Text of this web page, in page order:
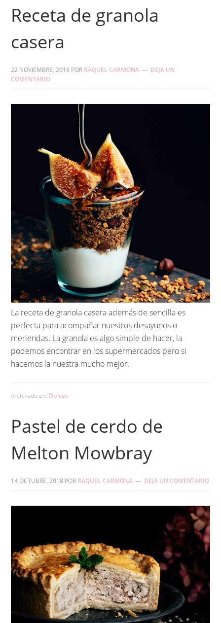
Receta de granola
casera
22 NOVIEMBRE, 2018 POR RAQUEL CARMONA
DEJA UN
COMENTARIO
La receta de granola casera además de sencilla es
perfecta para acompañar nuestros desayunos o
meriendas. La granola es algo simple de hacer, la
podemos encontrar en los supermercados pero si
hacemos la nuestra mucho mejor.
Archivado en: Dulces
Pastel de cerdo de
Melton Mowbray
14 OCTUBRE, 2018 POR RAQUEL CARMONA DEJA UN COMENTARIO